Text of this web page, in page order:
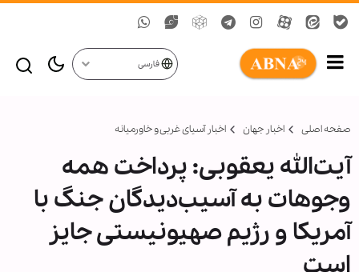
فارسی
صفحه اصلی اخبار جهان اخبار آسیای غربی و خاورمیانه
آیت‌الله یعقوبی: پرداخت همه
وجوهات به آسیب‌دیدگان جنگ با
آمریکا و رژیم صهیونیستی جایز